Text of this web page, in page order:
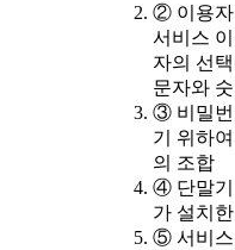
② 이용자
서비스
자의 선
문자와
③ 비밀번
기 위하
의 조합
④ 단말기
가 설치
⑤ 서비스